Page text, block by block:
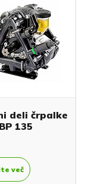
deli črpalke
135
več